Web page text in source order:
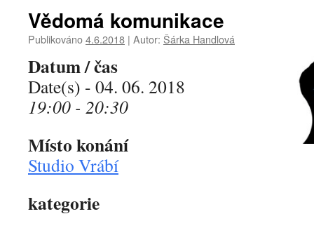
Vědomá komunikace
Publikováno4.6.2018 | Autor: Šárka Handlová
Datum / čas
Date(s) - 04. 06. 2018
19:00 - 20:30
Místo konání
Studio Vrábí
kategorie